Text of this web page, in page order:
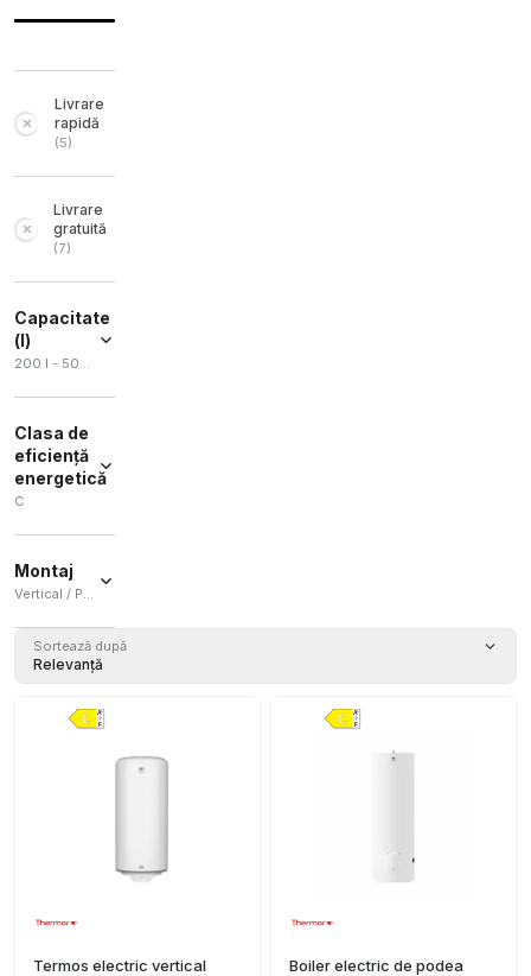
Livrare
rapidă
(5)
Livrare
gratuită
(7)
Capacitate
(l)
200 l - 500 l
Clasa de
eficiență
energetică
C
Montaj
Vertical / Podea
(2 )
Podea (1)
Sortează după
Relevanță
Termos electric vertical
Boiler electric de podea